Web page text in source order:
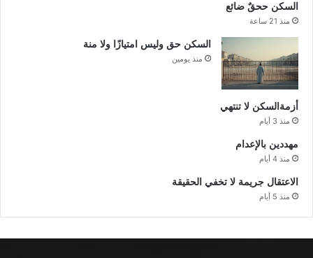
السكن ححقٌ ضائع
منذ 21 ساعة
السكن حق وليس امتيازًا ولا منة
منذ يومين
أزمةالسكن لا تنتهي
منذ 3 أيام
مهددين بالإعدام
منذ 4 أيام
الاعتقال جريمة لا تخفي الحقيقة
منذ 5 أيام